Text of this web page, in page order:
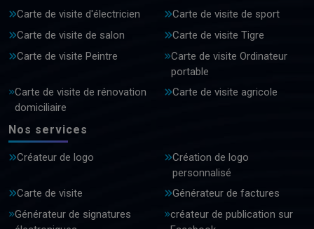
Carte de visite d'électricien
Carte de visite de sport
Carte de visite de salon
Carte de visite Tigre
Carte de visite Peintre
Carte de visite Ordinateur
portable
Carte de visite de rénovation
domiciliaire
Carte de visite agricole
Nos services
Créateur de logo
Création de logo
personnalisé
Carte de visite
Générateur de factures
Générateur de signatures
créateur de publication sur